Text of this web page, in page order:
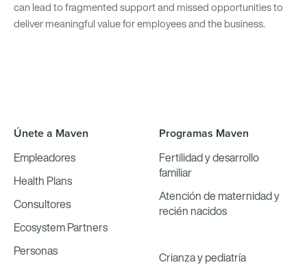
can lead to fragmented support and missed opportunities to
deliver meaningful value for employees and the business.
Únete a Maven
Empleadores
Health Plans
Consultores
Ecosystem Partners
Personas
Programas Maven
Fertilidad y desarrollo
familiar
Atención de maternidad y
recién nacidos
Crianza y pediatría